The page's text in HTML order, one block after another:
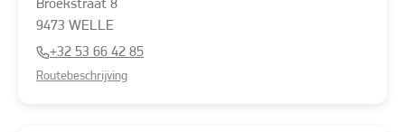
Broekstraat 8
9473 WELLE
+32 53 66 42 85
Routebeschrijving